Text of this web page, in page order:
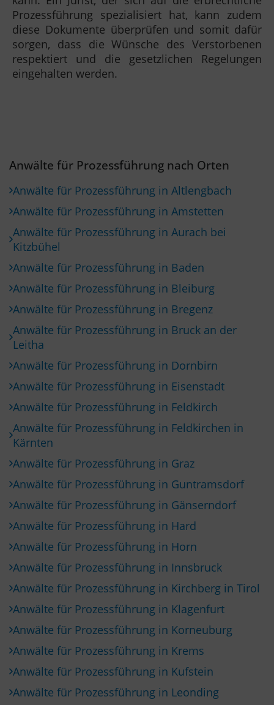
Prozessführung spezialisiert hat, kann zudem
diese Dokumente überprüfen und somit dafür
sorgen, dass die Wünsche des Verstorbenen
respektiert und die gesetzlichen Regelungen
eingehalten werden.
Anwälte für Prozessführung nach Orten
Anwälte für Prozessführung in Altlengbach
Anwälte für Prozessführung in Amstetten
Anwälte für Prozessführung in Aurach bei
Kitzbühel
Anwälte für Prozessführung in Baden
Anwälte für Prozessführung in Bleiburg
Anwälte für Prozessführung in Bregenz
Anwälte für Prozessführung in Bruck an der
Leitha
Anwälte für Prozessführung in Dornbirn
Anwälte für Prozessführung in Eisenstadt
Anwälte für Prozessführung in Feldkirch
Anwälte für Prozessführung in Feldkirchen in
Kärnten
Anwälte für Prozessführung in Graz
Anwälte für Prozessführung in Guntramsdorf
Anwälte für Prozessführung in Gänserndorf
Anwälte für Prozessführung in Hard
Anwälte für Prozessführung in Horn
Anwälte für Prozessführung in Innsbruck
Anwälte für Prozessführung in Kirchberg in Tirol
Anwälte für Prozessführung in Klagenfurt
Anwälte für Prozessführung in Korneuburg
Anwälte für Prozessführung in Krems
Anwälte für Prozessführung in Kufstein
Anwälte für Prozessführung in Leonding